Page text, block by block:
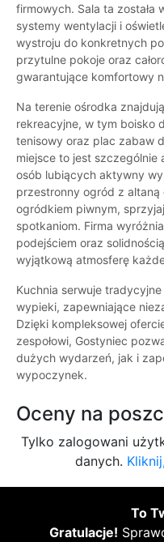
firmowych. Sala ta została
systemy wentylacji i
wystroju do konkretnych
przytulne pokoje oraz
gwarantujące komfortowy
Na terenie ośrodka
rekreacyjne, w tym boisko
tenisowy oraz plac zabaw
miejsce to jest szczególnie
osób lubiących aktywny
przestronny ogród z
ogródkiem piwnym,
spotkaniom. Firma
podejściem oraz
wyjątkową atmosferę
Kuchnia serwuje
wypieki, zapewniające
Dzięki kompleksowej
zespołowi, Gostyniec
dużych wydarzeń, jak i
wypoczynek.
Oceny na
Tylko zalogowani
danych.
To
Gratulacje!